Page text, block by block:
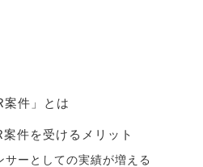
案件」とは
件を受けるメリット
サーとしての実績が増える